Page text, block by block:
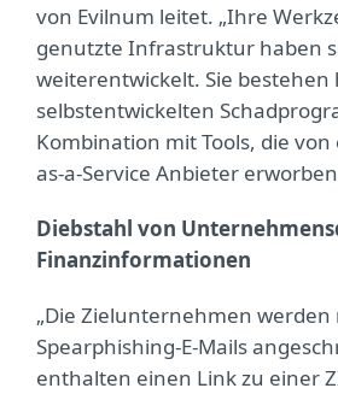
von Evilnum leitet. „Ihre
genutzte Infrastruktur haben
weiterentwickelt. Sie bestehen
selbstentwickelten
Kombination mit Tools, die
as-a-Service Anbieter
Diebstahl von
Finanzinformationen
„Die Zielunternehmen werden
Spearphishing-E-Mails
enthalten einen Link zu einer